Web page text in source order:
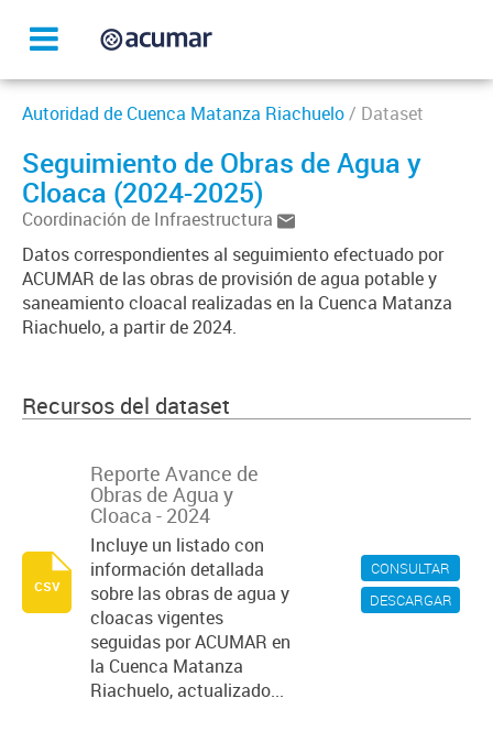
Autoridad de Cuenca Matanza Riachuelo/ Dataset
Seguimiento de Obras de Agua y
Cloaca (2024-2025)
Coordinación de Infraestructura
Datos correspondientes al seguimiento efectuado por
ACUMAR de las obras de provisión de agua potable y
saneamiento cloacal realizadas en la Cuenca Matanza
Riachuelo, a partir de 2024.
Recursos del dataset
CONSULTAR
DESCARGAR
Reporte Avance de
Obras de Agua y
Cloaca - 2024
Incluye un listado con
información detallada
sobre las obras de agua y
cloacas vigentes
seguidas por ACUMAR en
la Cuenca Matanza
Riachuelo, actualizado...
csv